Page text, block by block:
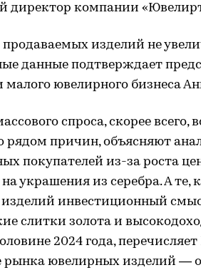
директор компании
продаваемых изделий не
данные подтверждает
малого ювелирного бизнеса
спроса, скорее всего,
рядом причин, объясняют
покупателей из-за роста
украшения из серебра. А те,
инвестиционный
слитки золота и
2024 года,
рынка ювелирных изделий —